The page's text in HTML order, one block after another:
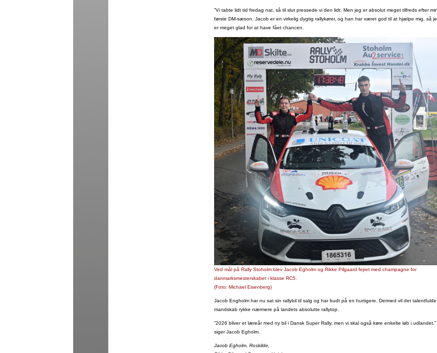
”Vi tabte lidt tid fredag nat, så til slut pressede vi den lidt. Men jeg er absolut meget tilfreds efter
første DM-sæson. Jacob er en virkelig dygtig rallykører, og han har været god til at hjælpe mig, så
er meget glad for at have fået chancen.
Ved mål på Rally Stoholm blev Jacob Egholm og Rikke Pilgaard fejret med champagne for
danmarksmesterskabet i klasse RC5.
(Foto: Michael Eisenberg)
Jacob Engholm har nu sat sin rallybil til salg og har budt på en hurtigere. Dermed vil det talentfulde
mandskab rykke nærmere på landets absolutte rallytop.
”2026 bliver et læreår med ny bil i Dansk Super Rally, men vi skal også køre enkelte løb i udlandet,”
siger Jacob Egholm.
Jacob Egholm, Roskilde,